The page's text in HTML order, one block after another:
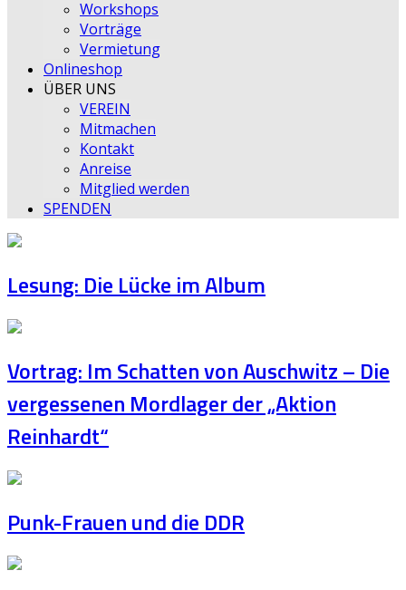
Workshops
Vorträge
Vermietung
Onlineshop
ÜBER UNS
VEREIN
Mitmachen
Kontakt
Anreise
Mitglied werden
SPENDEN
Lesung: Die Lücke im Album
Vortrag: Im Schatten von Auschwitz – Die
vergessenen Mordlager der „Aktion
Reinhardt“
Punk-Frauen und die DDR